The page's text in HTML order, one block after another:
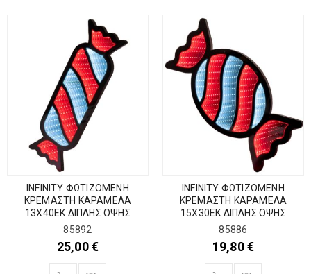
INFINITY ΦΩΤΙΖΟΜΕΝΗ
ΚΡΕΜΑΣΤΗ ΚΑΡΑΜΕΛΑ
13Χ40ΕΚ ΔΙΠΛΗΣ ΟΨΗΣ
85892
25,00€
INFINITY ΦΩΤΙΖΟΜΕΝΗ
ΚΡΕΜΑΣΤΗ ΚΑΡΑΜΕΛΑ
15Χ30ΕΚ ΔΙΠΛΗΣ ΟΨΗΣ
85886
19,80€